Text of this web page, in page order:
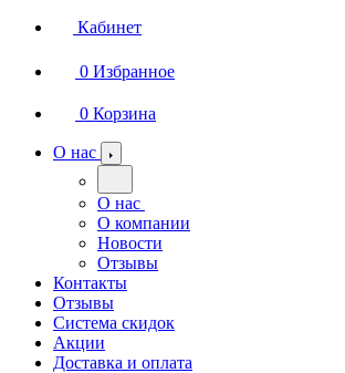
Кабинет
0 Избранное
0 Корзина
О нас
О нас
О компании
Новости
Отзывы
Контакты
Отзывы
Система скидок
Акции
Доставка и оплата